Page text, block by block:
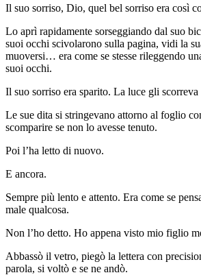
Il suo sorriso, Dio, quel bel sorriso era così
Lo aprì rapidamente sorseggiando dal suo
suoi occhi scivolarono sulla pagina, vidi la
muoversi… era come se stesse rileggendo
suoi occhi.
Il suo sorriso era sparito. La luce gli scorreva
Le sue dita si stringevano attorno al foglio
scomparire se non lo avesse tenuto.
Poi l’ha letto di nuovo.
E ancora.
Sempre più lento e attento. Era come se
male qualcosa.
Non l’ho detto. Ho appena visto mio figlio
Abbassò il vetro, piegò la lettera con
parola, si voltò e se ne andò.